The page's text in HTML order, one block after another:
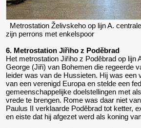
Metrostation Želivskeho op lijn A.
zijn perrons met enkelspoor
6. Metrostation Jiřiho z Poděbrad
Het metrostation Jiřiho z Poděbrad op lijn
George (Jiři) van Bohemen die regeerde
leider was van de Hussieten. Hij was een
van een verenigd Europa en stelde een
gemeenschappelijke doelstellingen met
vrede te brengen. Rome was daar niet
Paulus II verklaarde Poděbrad tot ketter,
en eiste dat hij afgezet werd als koning